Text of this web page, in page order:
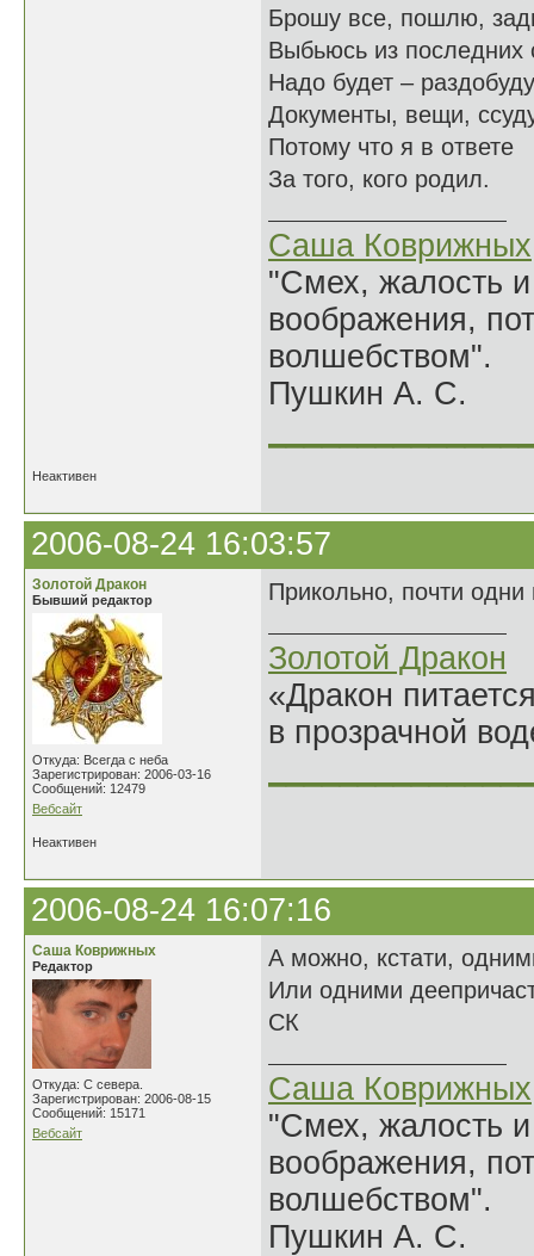
Брошу все, пошлю,
Выбьюсь из последних
Надо будет – раздобуду
Документы, вещи,
Потому что я в ответе
За того, кого родил.
Саша Коврижных
"Смех, жалость
воображения,
волшебством".
Пушкин А. С.
Неактивен
2006-08-24 16:03:57
Золотой Дракон
Бывший редактор
Откуда: Всегда с неба
Зарегистрирован: 2006-03-16
Сообщений: 12479
Вебсайт
Прикольно, почти одни
Золотой Дракон
«Дракон
в прозрачной
Неактивен
2006-08-24 16:07:16
Саша Коврижных
Редактор
Откуда: С севера.
Зарегистрирован: 2006-08-15
Сообщений: 15171
Вебсайт
А можно, кстати,
Или одними
СК
Саша Коврижных
"Смех, жалость
воображения,
волшебством".
Пушкин А. С.